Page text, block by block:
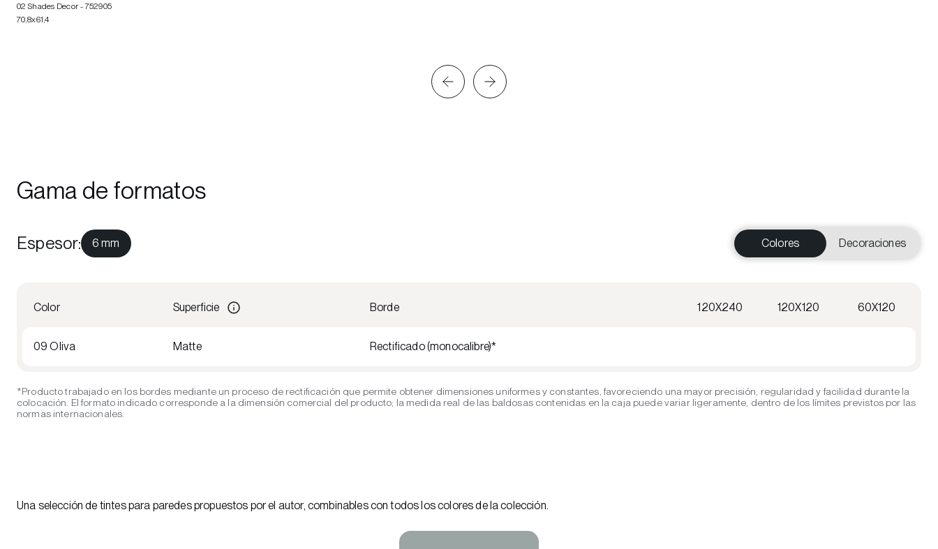
02 Shades Decor- 752905
70,8x61,4
Gama de formatos
Espesor: 6 mm Colores Decoraciones
Color Superficie Borde 120X240 120X120 60X120
09 Oliva Matte Rectificado (monocalibre)*
*Producto trabajado en los bordes mediante un proceso de rectificación que permite obtener dimensiones uniformes y constantes, favoreciendo una mayor precisión, regularidad y facilidad durante la
colocación. El formato indicado corresponde a la dimensión comercial del producto; la medida real de las baldosas contenidas en la caja puede variar ligeramente, dentro de los límites previstos por las
normas internacionales.
Una selección de tintes para paredes propuestos por el autor, combinables con todos los colores de la colección.